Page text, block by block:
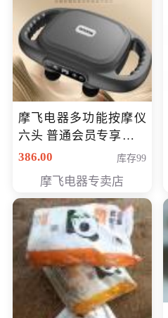
摩飞电器多功能按摩仪
六头 普通会员专享价格
199元
386.00 库存99
摩飞电器专卖店